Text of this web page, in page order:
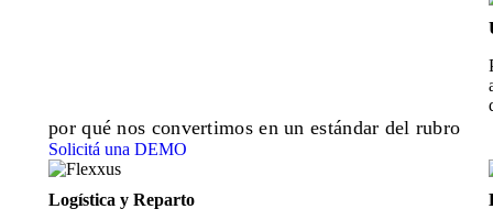
por qué nos convertimos en un estándar del rubro
Solicitá una DEMO
Logística y Reparto